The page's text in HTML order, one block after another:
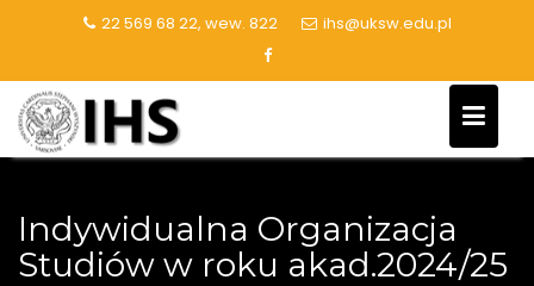
22 569 68 22, wew. 822 ihs@uksw.edu.pl
Indywidualna Organizacja
Studiów w roku akad.2024/25